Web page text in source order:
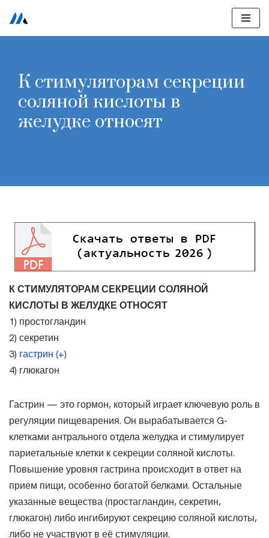
Перейти
К стимуляторам секреции
соляной кислоты в
желудке относят
К СТИМУЛЯТОРАМ СЕКРЕЦИИ СОЛЯНОЙ
КИСЛОТЫ В ЖЕЛУДКЕ ОТНОСЯТ
1) простогландин
2) секретин
3) гастрин (+)
4) глюкагон
Гастрин — это гормон, который играет ключевую роль в
регуляции пищеварения. Он вырабатывается G-
клетками антрального отдела желудка и стимулирует
париетальные клетки к секреции соляной кислоты.
Повышение уровня гастрина происходит в ответ на
прием пищи, особенно богатой белками. Остальные
указанные вещества (простагландин, секретин,
глюкагон) либо ингибируют секрецию соляной кислоты,
либо не участвуют в её стимуляции.